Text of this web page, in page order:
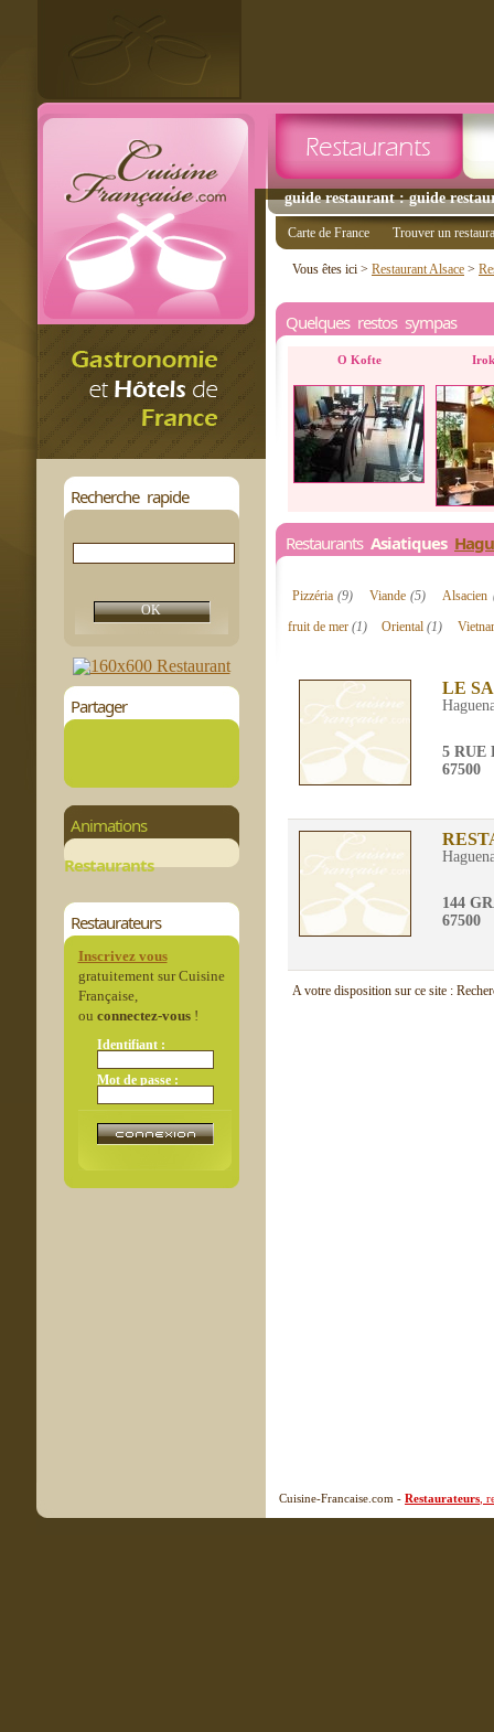
guide restaurant : guide
Recherche rapide
Partager
Animations
Restaurants
Restaurateurs
Inscrivez vous
gratuitement sur Cuisine
Française,
ou connectez-vous!
Identifiant :
Mot de passe :
Carte de France Trouver un
Vous êtes ici > Restaurant Alsace >
Quelques restos sympas
O Kofte
Restaurants Asiatiques
Pizzéria(9) Viande(5) Alsacien
fruit de mer (1) Oriental(1)
LE
5 RUE
67500
144
67500
A votre disposition sur ce site :
Cuisine-Francaise.com - Restaurateurs ,